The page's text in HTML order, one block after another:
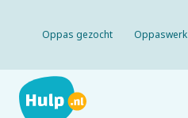
Oppas gezocht
Oppaswerk